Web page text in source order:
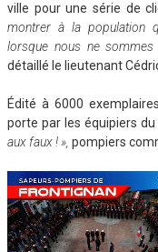
ville pour une série de
montrer à la population
lorsque nous ne
détaillé le lieutenant
Édité à 6000
porte par les équipiers
aux faux ! », pompiers